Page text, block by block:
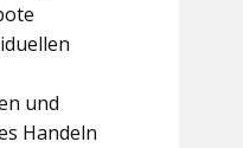
und
Handeln